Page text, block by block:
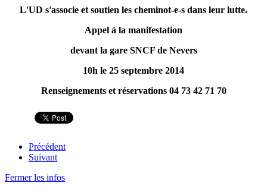
L'UD s'associe et soutien les cheminot-e-s dans leur lutte.
Appel à la manifestation
devant la gare SNCF de Nevers
10h le 25 septembre 2014
Renseignements et réservations 04 73 42 71 70
Précédent
Suivant
Fermer les infos